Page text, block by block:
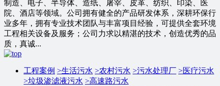
制造、电子、半导体、造纸、屠宰、皮革、纺织、印染、医
院、酒店等领域。公司拥有健全的产品研发体系，深耕环保行
业多年，拥有专业技术团队与丰富项目经验，可提供全套环境
工程相关设备及服务；公司力求以精湛的技术，创造优秀的品
质，真诚...
工程案例 >生活污水 >农村污水 >污水处理厂 >医疗污水
>垃圾渗滤液污水 >高速路污水